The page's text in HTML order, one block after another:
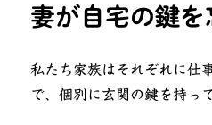
妻が自宅の鍵を
私たち家族はそれぞれに仕
で、個別に玄関の鍵を持っ